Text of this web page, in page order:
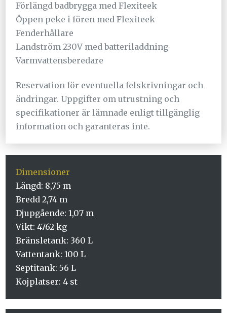
Förlängd badbrygga med Flexiteek
Öppen peke i fören med Flexiteek
Fenderhållare
Landström 230V med batteriladdning
Varmvattensberedare
Reservation för eventuella felskrivningar och
ändringar. Uppgifter om utrustning och
specifikationer är lämnade enligt tillgänglig
information och garanteras inte.
Dimensioner
Längd: 8,75 m
Bredd2,74 m
Djupgående:1,07 m
Vikt: 4762 kg
Bränsletank: 360 L
Vattentank: 100 L
Septitank: 56 L
Kojplatser: 4 st